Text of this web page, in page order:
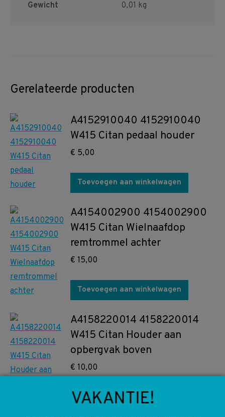
Gewicht 0,01 kg
Gerelateerde producten
A4152910040 4152910040
W415 Citan pedaal houder
€ 5,00
Toevoegen aan winkelwagen
A4154002900 4154002900
W415 Citan Wielnaafdop
remtrommel achter
€ 15,00
Toevoegen aan winkelwagen
A4158220014 4158220014
W415 Citan Houder aan
opbergvak boven
€ 10,00
Toevoegen aan winkelwagen
VAKANTIE!